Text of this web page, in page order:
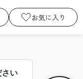
お気に入り
さい